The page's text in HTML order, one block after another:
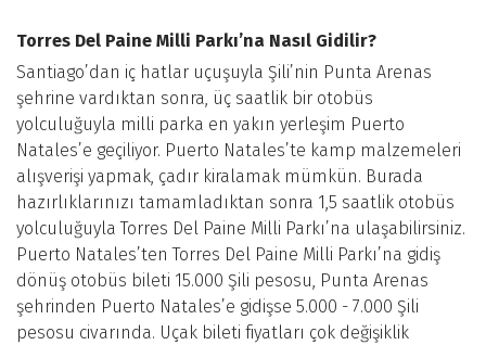
Torres Del Paine Milli Parkı’na Nasıl Gidilir?
Santiago’dan iç hatlar uçuşuyla Şili’nin Punta Arenas
şehrine vardıktan sonra, üç saatlik bir otobüs
yolculuğuyla milli parka en yakın yerleşim Puerto
Natales’e geçiliyor. Puerto Natales’te kamp malzemeleri
alışverişi yapmak, çadır kiralamak mümkün. Burada
hazırlıklarınızı tamamladıktan sonra 1,5 saatlik otobüs
yolculuğuyla Torres Del Paine Milli Parkı’na ulaşabilirsiniz.
Puerto Natales’ten Torres Del Paine Milli Parkı’na gidiş
dönüş otobüs bileti 15.000 Şili pesosu, Punta Arenas
şehrinden Puerto Natales’e gidişse 5.000 - 7.000 Şili
pesosu civarında. Uçak bileti fiyatları çok değişiklik